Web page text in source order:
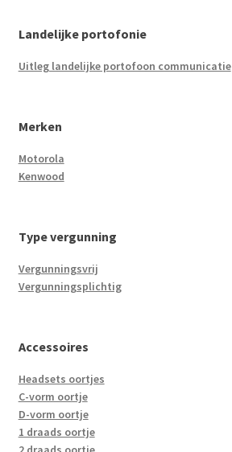
Landelijke portofonie
Uitleg landelijke portofoon communicatie
Merken
Motorola
Kenwood
Type vergunning
Vergunningsvrij
Vergunningsplichtig
Accessoires
Headsets oortjes
C-vorm oortje
D-vorm oortje
1 draads oortje